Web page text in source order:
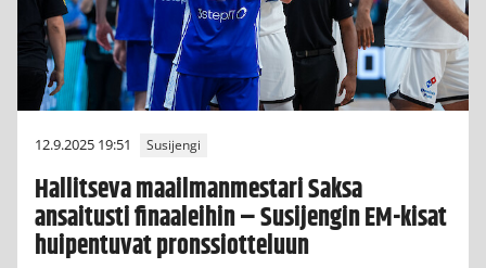
12.9.2025 19:51 Susijengi
Hallitseva maailmanmestari Saksa
ansaitusti finaaleihin – Susijengin EM-kisat
huipentuvat pronssiotteluun